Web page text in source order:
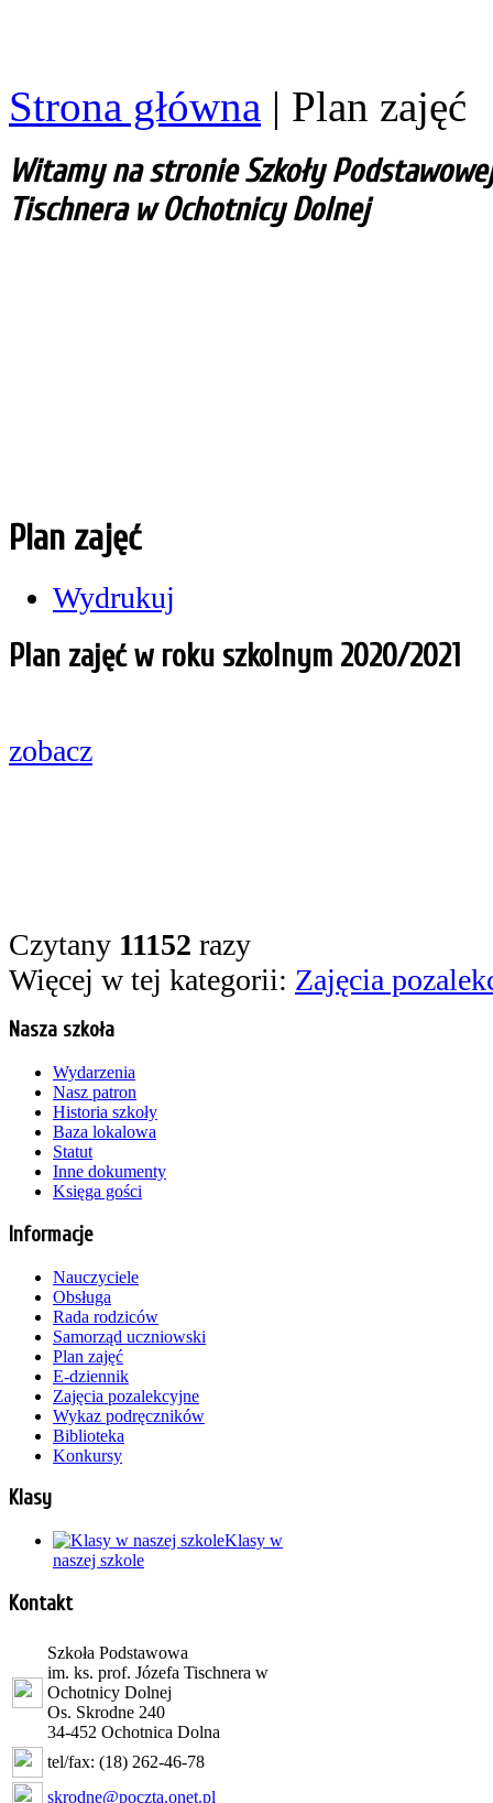
Strona główna | Plan zajęć
Witamy na stronie Szkoły
Tischnera w Ochotnicy Dolnej
Plan zajęć
Wydrukuj
Plan zajęć w roku szkolnym 2020/2021
zobacz
Czytany 11152 razy
Więcej w tej kategorii: Zajęcia
Nasza szkoła
Wydarzenia
Nasz patron
Historia szkoły
Baza lokalowa
Statut
Inne dokumenty
Księga gości
Informacje
Nauczyciele
Obsługa
Rada rodziców
Samorząd uczniowski
Plan zajęć
E-dziennik
Zajęcia pozalekcyjne
Wykaz podręczników
Biblioteka
Konkursy
Klasy
Klasy w
naszej szkole
Kontakt
Szkoła Podstawowa
im. ks. prof. Józefa Tischnera w
Ochotnicy Dolnej
Os. Skrodne 240
34-452 Ochotnica Dolna
tel/fax: (18) 262-46-78
skrodne@poczta.onet.pl